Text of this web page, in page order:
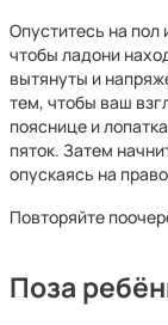
Опуститесь на пол
чтобы ладони
вытянуты и
тем, чтобы ваш
пояснице и
пяток. Затем
опускаясь на
Повторяйте
Поза